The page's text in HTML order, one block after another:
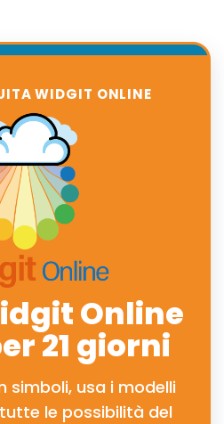
WIDGIT ONLINE
Online
21 giorni
simboli, usa i modelli
le possibilità del